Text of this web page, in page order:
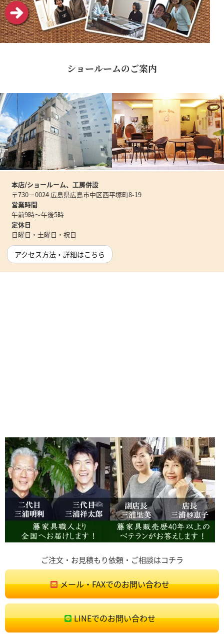
ショールームのご案内
本店/ショールーム、工房併設
〒730－0024 広島県広島市中区西平塚町8-19
営業時間
午前9時～午後5時
定休日
日曜日・土曜日・祝日
アクセス方法・詳細はこちら
ご注文・お見積もり依頼・ご相談はコチラ
メール・FAXでのお問い合わせ
LINEでのお問い合わせ